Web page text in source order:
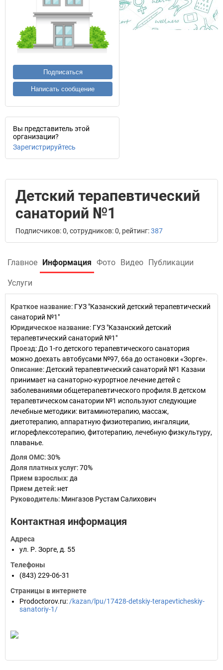
Подписаться
Написать сообщение
Вы представитель этой
организации?
Зарегистрируйтесь
Детский терапевтический
санаторий №1
Подписчиков: 0, сотрудников: 0, рейтинг:387
Главное Информация Фото Видео Публикации
Услуги
Краткое название: ГУЗ "Казанский детский терапевтический
санаторий №1"
Юридическое название: ГУЗ "Казанский детский
терапевтический санаторий №1"
Проезд: До 1-го детского терапевтического санатория
можно доехать автобусами №97, 66а до остановки «Зорге».
Описание: Детский терапевтический санаторий №1 Казани
принимает на санаторно-курортное лечение детей с
заболеваниями общетерапевтического профиля.В детском
терапевтическом санатории №1 используют следующие
лечебные методики: витаминотерапию, массаж,
диетотерапию, аппаратную физиотерапию, ингаляции,
иглорефлексотерапию, фитотерапию, лечебную физкультуру,
плаванье.
Доля ОМС:30%
Доля платных услуг:70%
Прием взрослых: да
Прием детей: нет
Руководитель: Мингазов Рустам Салихович
Контактная информация
Адреса
ул. Р. Зорге, д. 55
Телефоны
(843) 229-06-31
Страницы в интернете
Prodoctorov.ru: /kazan/lpu/17428-detskiy-terapevticheskiy-
sanatoriy-1/